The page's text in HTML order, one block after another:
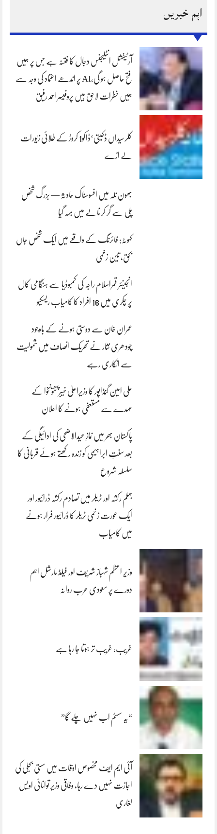
اہم خبریں
آرٹیفشل انٹلیجنس دجال کا فتنہ ہے جس پر ہمیں
فتح حاصل ہو گی،AI پر اندھے اعتماد کی وجہ سے
ہمیں خطرات لاحق ہیں پروفیسر احمد رفیق
کلرسیداں ڈکیتی‘ڈاکو1 کروڑ کے طلائی زیورات
لے اڑے
بھون نلہ میں افسوسناک حادثہ — بزرگ شخص
پلی سے گر کر نالے میں بہہ گیا
کہوٹہ: فائرنگ کے واقعے میں ایک شخص جاں
بحق، تین زخمی
انجینئر قمراسلام راجہ کی کمبوڈیا سے ہنگامی کال
پر چکری میں 16 افراد کا کامیاب ریسکیو
عمران خان سے دوستی ہونے کے باوجود
چودھری نثار نے تحریک انصاف میں شمولیت
سے انکاری رہے
علی امین گنڈاپور کا وزیراعلیٰ خیبرپختونخوا کے
عہدے سے مستعفی ہونے کا اعلان
پاکستان بھر میں نمازِ عیدالاضحی کی ادائیگی کے
بعد سنتِ ابراہیمی کو زندہ رکھتے ہوئے قربانی کا
سلسلہ شروع
جہلم رکشہ اور ٹریلر میں تصادم رکشہ ڈرائیور اور
ایک عورت زخمی ٹریلر کا ڈرائیور فرار ہونے
میں کامیاب
وزیر اعظم شہباز شریف اور فیلڈ مارشل اہم
دورے پر سعودی عرب روانہ
غریب، غریب تر ہوتا جا رہا ہے
“یہ سسٹم اب نہیں چلے گا”
آئی ایم ایف مخصوص اوقات میں سستی بجلی کی
اجازت نہیں دے رہا، وفاقی وزیر توانائی اویس
لغاری